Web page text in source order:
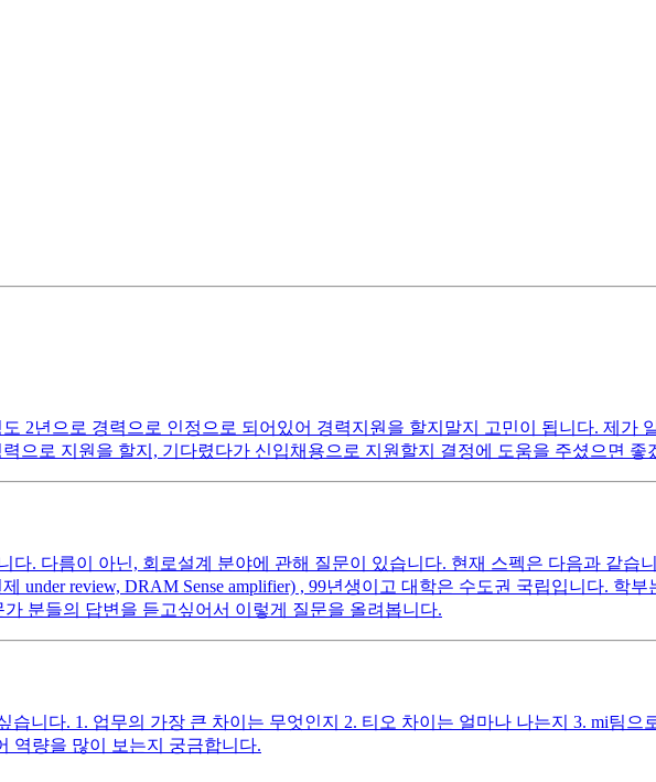
2년으로 경력으로 인정으로 되어있어 경력지원을 할지말지 고민이 됩니다. 제가
으로 지원을 할지, 기다렸다가 신입채용으로 지원할지 결정에 도움을 주셨으면 좋
다. 다름이 아닌, 회로설계 분야에 관해 질문이 있습니다. 현재 스펙은 다음과 같습
under review, DRAM Sense amplifier) , 99년생이고 대학은 수도권 국립입니다. 학
분들의 답변을 듣고싶어서 이렇게 질문을 올려봅니다.
니다. 1. 업무의 가장 큰 차이는 무엇인지 2. 티오 차이는 얼마나 나는지 3. mi팀으
역량을 많이 보는지 궁금합니다.